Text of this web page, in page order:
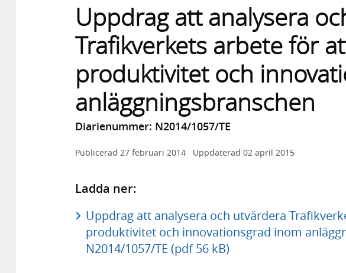
Uppdrag att analysera
Trafikverkets arbete för
produktivitet och
anläggningsbranschen
Diarienummer: N2014/1057/TE
Publicerad 27 februari 2014 Uppdaterad 02 april 2015
Ladda ner:
Uppdrag att analysera och utvärdera
produktivitet och innovationsgrad inom
N2014/1057/TE (pdf 56 kB)